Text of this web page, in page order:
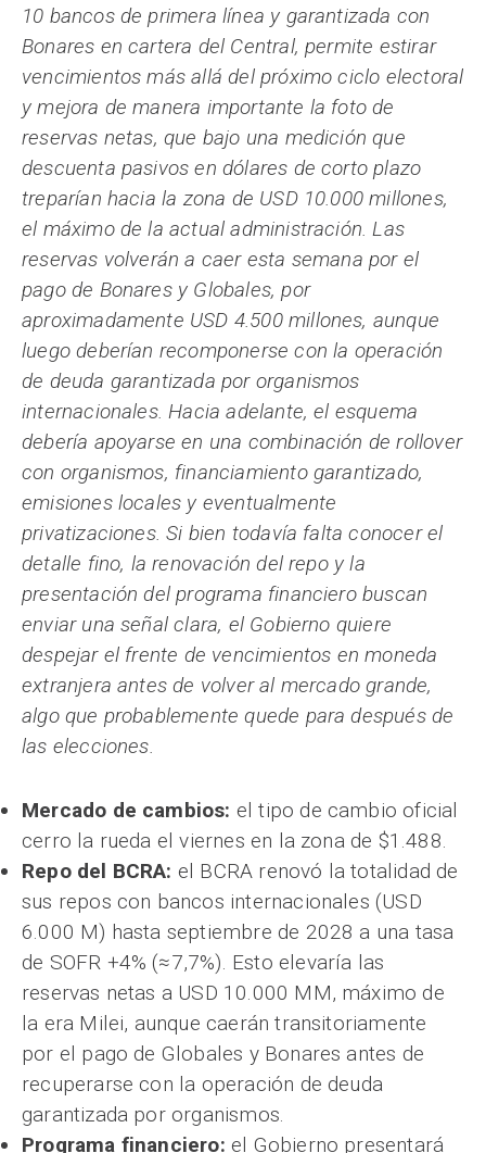
10 bancos de primera línea y garantizada con
Bonares en cartera del Central, permite estirar
vencimientos más allá del próximo ciclo electoral
y mejora de manera importante la foto de
reservas netas, que bajo una medición que
descuenta pasivos en dólares de corto plazo
treparían hacia la zona de USD 10.000 millones,
el máximo de la actual administración. Las
reservas volverán a caer esta semana por el
pago de Bonares y Globales, por
aproximadamente USD 4.500 millones, aunque
luego deberían recomponerse con la operación
de deuda garantizada por organismos
internacionales. Hacia adelante, el esquema
debería apoyarse en una combinación de rollover
con organismos, financiamiento garantizado,
emisiones locales y eventualmente
privatizaciones. Si bien todavía falta conocer el
detalle fino, la renovación del repo y la
presentación del programa financiero buscan
enviar una señal clara, el Gobierno quiere
despejar el frente de vencimientos en moneda
extranjera antes de volver al mercado grande,
algo que probablemente quede para después de
las elecciones.
Mercado de cambios: el tipo de cambio oficial
cerro la rueda el viernes en la zona de $1.488.
Repo del BCRA: el BCRA renovó la totalidad de
sus repos con bancos internacionales (USD
6.000 M) hasta septiembre de 2028 a una tasa
de SOFR +4% (≈7,7%). Esto elevaría las
reservas netas a USD 10.000 MM, máximo de
la era Milei, aunque caerán transitoriamente
por el pago de Globales y Bonares antes de
recuperarse con la operación de deuda
garantizada por organismos.
Programa financiero: el Gobierno presentará